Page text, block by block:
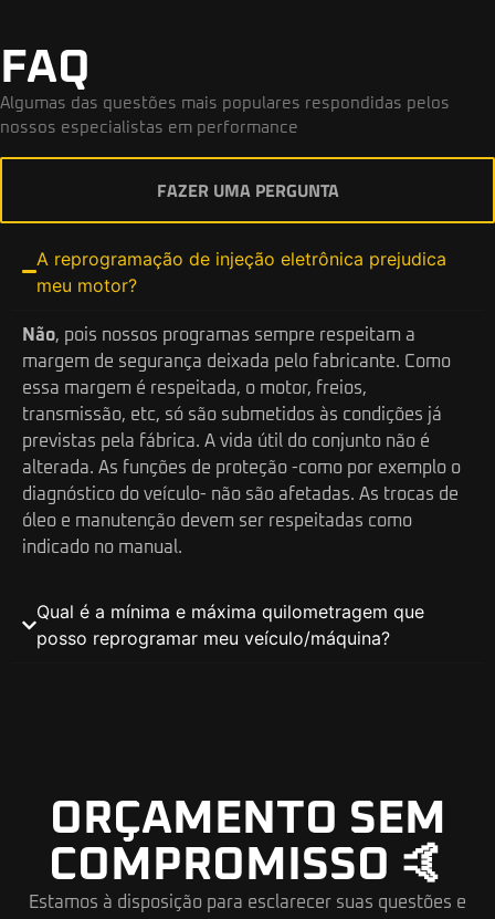
FAQ
Algumas das questões mais populares respondidas pelos
nossos especialistas em performance
FAZER UMA PERGUNTA
A reprogramação de injeção eletrônica prejudica
meu motor?
Não, pois nossos programas sempre respeitam a
margem de segurança deixada pelo fabricante. Como
essa margem é respeitada, o motor, freios,
transmissão, etc, só são submetidos às condições já
previstas pela fábrica. A vida útil do conjunto não é
alterada. As funções de proteção -como por exemplo o
diagnóstico do veículo- não são afetadas. As trocas de
óleo e manutenção devem ser respeitadas como
indicado no manual.
Qual é a mínima e máxima quilometragem que
posso reprogramar meu veículo/máquina?
ORÇAMENTO SEM
COMPROMISSO 🤙
Estamos à disposição para esclarecer suas questões e